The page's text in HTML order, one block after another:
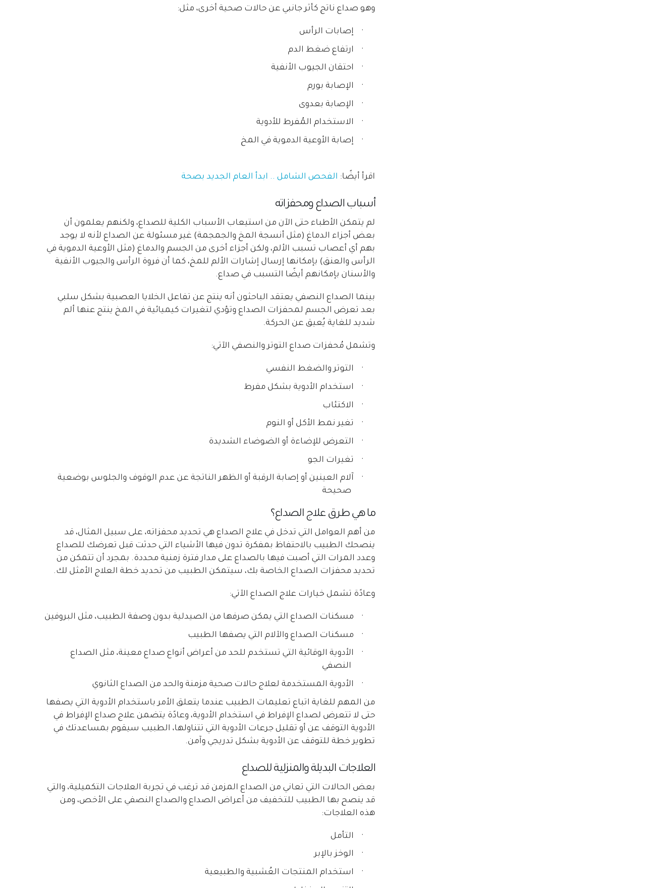
وهو صداع ناتج كأثر جانبي عن حالات صحية أخرى، مثل:
·
إصابات الرأس
·
ارتفاع ضغط الدم
·
احتقان الجيوب الأنفية
·
الإصابة بورم
·
الإصابة بعدوى
·
الاستخدام المُفرط للأدوية
·
إصابة الأوعية الدموية في المخ
اقرأ أيضًا: الفحص الشامل .. ابدأ العام الجديد بصحة
أسباب الصداع ومحفزاته
لم يتمكن الأطباء حتى الآن من استيعاب الأسباب الكلية للصداع، ولكنهم يعلمون أن
بعض أجزاء الدماغ (مثل أنسجة المخ والجمجمة) غير مسئولة عن الصداع لأنه لا يوجد
بهم أي أعصاب تسبب الألم، ولكن أجزاء أخرى من الجسم والدماغ (مثل الأوعية الدموية في
الرأس والعنق) بإمكانها إرسال إشارات الألم للمخ، كما أن فروة الرأس والجيوب الأنفية
والأسنان بإمكانهم أيضًا التسبب في صداع.
بينما الصداع النصفي يعتقد الباحثون أنه ينتج عن تفاعل الخلايا العصبية بشكل سلبي
بعد تعرض الجسم لمحفزات الصداع وتؤدي لتغيرات كيميائية في المخ ينتج عنها ألم
شديد للغاية يُعيق عن الحركة.
وتشمل مُحفزات صداع التوتر والنصفي الآتي:
·
التوتر والضغط النفسي
·
استخدام الأدوية بشكل مفرط
·
الاكتئاب
·
تغير نمط الأكل أو النوم
·
التعرض للإضاءة أو الضوضاء الشديدة
·
تغيرات الجو
·
آلام العينين أو إصابة الرقبة أو الظهر الناتجة عن عدم الوقوف والجلوس بوضعية
صحيحة
ما هي طرق علاج الصداع؟
من أهم العوامل التي تدخل في علاج الصداع هي تحديد محفزاته، على سبيل المثال، قد
ينصحك الطبيب بالاحتفاظ بمفكرة تدون فيها الأشياء التي حدثت قبل تعرضك للصداع
وعدد المرات التي أصبت فيها بالصداع على مدار فترة زمنية محددة. بمجرد أن تتمكن من
تحديد محفزات الصداع الخاصة بك، سيتمكن الطبيب من تحديد خطة العلاج الأمثل لك.
وعادًة تشمل خيارات علاج الصداع الآتي:
·
مسكنات الصداع التي يمكن صرفها من الصيدلية بدون وصفة الطبيب، مثل البروفين
·
مسكنات الصداع والآلام التي يصفها الطبيب
·
الأدوية الوقائية التي تستخدم للحد من أعراض أنواع صداع معينة، مثل الصداع
النصفي
·
الأدوية المستخدمة لعلاج حالات صحية مزمنة والحد من الصداع الثانوي
من المهم للغاية اتباع تعليمات الطبيب عندما يتعلق الأمر باستخدام الأدوية التي يصفها
حتى لا تتعرض لصداع الإفراط في استخدام الأدوية، وعادًة يتضمن علاج صداع الإفراط في
الأدوية التوقف عن أو تقليل جرعات الأدوية التي تتناولها، الطبيب سيقوم بمساعدتك في
تطوير خطة للتوقف عن الأدوية بشكل تدريجي وآمن.
العلاجات البديلة والمنزلية للصداع
بعض الحالات التي تعاني من الصداع المزمن قد ترغب في تجربة العلاجات التكميلية، والتي
قد ينصح بها الطبيب للتخفيف من أعراض الصداع والصداع النصفي على الأخص، ومن
هذه العلاجات:
·
التأمل
·
الوخز بالإبر
·
استخدام المنتجات العُشبية والطبيعية